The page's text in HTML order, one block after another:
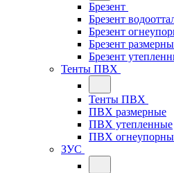
Брезент
Брезент
Брезент
Брезент
Брезент
Тенты ПВХ
Тенты ПВХ
ПВХ размерные
ПВХ утепленные
ПВХ
ЗУС